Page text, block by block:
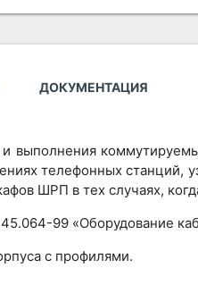
ДОКУМЕНТАЦИЯ
выполнения
телефонных станций,
ШРП в тех случаях,
99 «Оборудование
с профилями.